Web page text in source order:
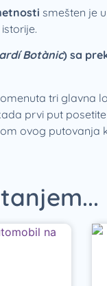
smešten je
Botànic) sa
tri glavna
prvi put
ovog putovanja